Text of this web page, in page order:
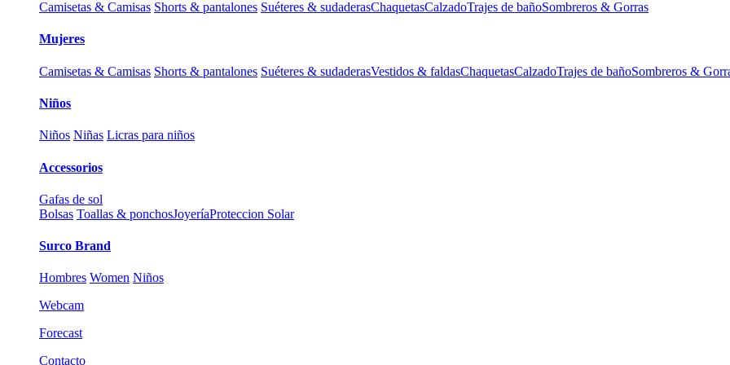
Camisetas & Camisas Shorts & pantalones Suéteres & sudaderasChaquetasCalzadoTrajes de bañoSombreros & Gorras
Mujeres
Camisetas & Camisas Shorts & pantalones Suéteres & sudaderasVestidos & faldasChaquetasCalzadoTrajes de bañoSombreros &
Niños
Niños Niñas Licras para niños
Accessorios
Gafas de sol
Bolsas Toallas & ponchosJoyeríaProteccion Solar
Surco Brand
Hombres Women Niños
Webcam
Forecast
Contacto